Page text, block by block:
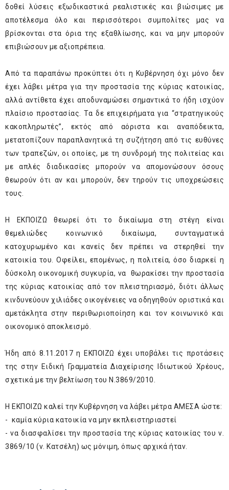
δοθεί λύσεις εξωδικαστικά ρεαλιστικές και βιώσιμες με
αποτέλεσμα όλο και περισσότεροι συμπολίτες μας να
βρίσκονται στα όρια της εξαθλίωσης, και να μην μπορούν
επιβιώσουν με αξιοπρέπεια.
Από τα παραπάνω προκύπτει ότι η Κυβέρνηση όχι μόνο δεν
έχει λάβει μέτρα για την προστασία της κύριας κατοικίας,
αλλά αντίθετα έχει αποδυναμώσει σημαντικά το ήδη ισχύον
πλαίσιο προστασίας. Τα δε επιχειρήματα για “στρατηγικούς
κακοπληρωτές”, εκτός από αόριστα και αναπόδεικτα,
μετατοπίζουν παραπλανητικά τη συζήτηση από τις ευθύνες
των τραπεζών, οι οποίες, με τη συνδρομή της πολιτείας και
με απλές διαδικασίες μπορούν να απομονώσουν όσους
θεωρούν ότι αν και μπορούν, δεν τηρούν τις υποχρεώσεις
τους.
Η ΕΚΠΟΙΖΩ θεωρεί ότι το δικαίωμα στη στέγη είναι
θεμελιώδες κοινωνικό δικαίωμα, συνταγματικά
κατοχυρωμένο και κανείς δεν πρέπει να στερηθεί την
κατοικία του. Οφείλει, επομένως, η πολιτεία, όσο διαρκεί η
δύσκολη οικονομική συγκυρία, να θωρακίσει την προστασία
της κύριας κατοικίας από τον πλειστηριασμό, διότι άλλως
κινδυνεύουν χιλιάδες οικογένειες να οδηγηθούν οριστικά και
αμετάκλητα στην περιθωριοποίηση και τον κοινωνικό και
οικονομικό αποκλεισμό.
Ήδη από 8.11.2017 η ΕΚΠΟΙΖΩ έχει υποβάλει τις προτάσεις
της στην Ειδική Γραμματεία Διαχείρισης Ιδιωτικού Χρέους,
σχετικά με την βελτίωση του Ν.3869/2010.
Η ΕΚΠΟΙΖΩ καλεί την Κυβέρνηση να λάβει μέτρα ΑΜΕΣΑ ώστε:
- καμία κύρια κατοικία να μην εκπλειστηριαστεί
- να διασφαλίσει την προστασία της κύριας κατοικίας του ν.
3869/10 (ν. Κατσέλη) ως μόνιμη, όπως αρχικά ήταν.